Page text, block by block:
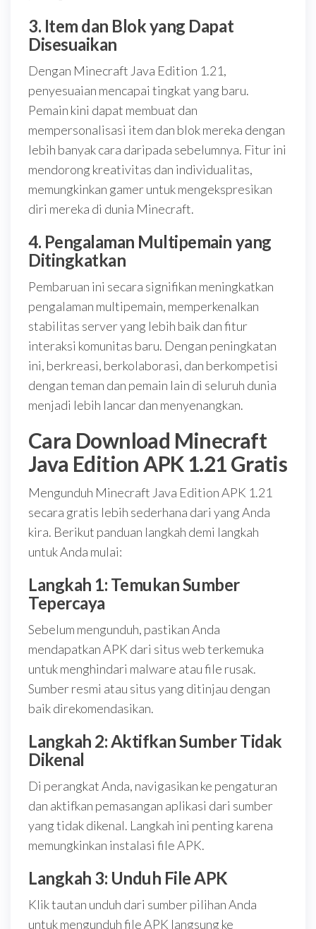
3. Item dan Blok yang Dapat
Disesuaikan
Dengan Minecraft Java Edition 1.21,
penyesuaian mencapai tingkat yang baru.
Pemain kini dapat membuat dan
mempersonalisasi item dan blok mereka dengan
lebih banyak cara daripada sebelumnya. Fitur ini
mendorong kreativitas dan individualitas,
memungkinkan gamer untuk mengekspresikan
diri mereka di dunia Minecraft.
4. Pengalaman Multipemain yang
Ditingkatkan
Pembaruan ini secara signifikan meningkatkan
pengalaman multipemain, memperkenalkan
stabilitas server yang lebih baik dan fitur
interaksi komunitas baru. Dengan peningkatan
ini, berkreasi, berkolaborasi, dan berkompetisi
dengan teman dan pemain lain di seluruh dunia
menjadi lebih lancar dan menyenangkan.
Cara Download Minecraft
Java Edition APK 1.21 Gratis
Mengunduh Minecraft Java Edition APK 1.21
secara gratis lebih sederhana dari yang Anda
kira. Berikut panduan langkah demi langkah
untuk Anda mulai:
Langkah 1: Temukan Sumber
Tepercaya
Sebelum mengunduh, pastikan Anda
mendapatkan APK dari situs web terkemuka
untuk menghindari malware atau file rusak.
Sumber resmi atau situs yang ditinjau dengan
baik direkomendasikan.
Langkah 2: Aktifkan Sumber Tidak
Dikenal
Di perangkat Anda, navigasikan ke pengaturan
dan aktifkan pemasangan aplikasi dari sumber
yang tidak dikenal. Langkah ini penting karena
memungkinkan instalasi file APK.
Langkah 3: Unduh File APK
Klik tautan unduh dari sumber pilihan Anda
untuk mengunduh file APK langsung ke